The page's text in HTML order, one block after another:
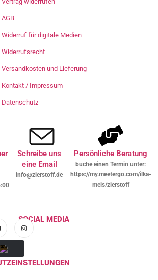
AGB
Widerruf für digitale Medien
Widerrufsrecht
Versandkosten und Lieferung
Kontakt / Impressum
Datenschutz
Schreibe uns
eine Email
info@zierstoff.de
Persönliche Beratung
buche einen Termin unter:
https://my.meetergo.com/ilka-
meis/zierstoff
SOCIAL MEDIA